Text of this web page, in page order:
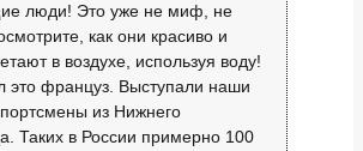
люди! Это уже не миф, не
как они красиво и
в воздухе, используя воду!
это француз. Выступали наши
из Нижнего
Таких в России примерно 100